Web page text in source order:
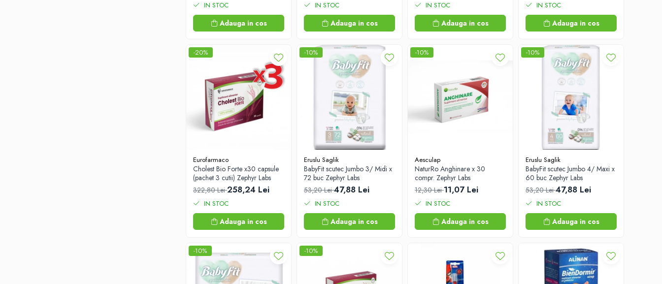
IN STOC
Adauga in cos
IN STOC
Adauga in cos
IN STOC
Adauga in cos
IN STOC
Adauga in cos
-20%
Eurofarmaco
Cholest Bio Forte x30 capsule
(pachet 3 cutii) Zephyr Labs
322,80 Lei258,24 Lei
IN STOC
Adauga in cos
-10%
Eruslu Saglik
BabyFit scutec Jumbo 3/ Midi x
72 buc Zephyr Labs
53,20 Lei47,88 Lei
IN STOC
Adauga in cos
-10%
Aesculap
NaturRo Anghinare x 30
compr. Zephyr Labs
12,30 Lei11,07 Lei
IN STOC
Adauga in cos
-10%
Eruslu Saglik
BabyFit scutec Jumbo 4/ Maxi x
60 buc Zephyr Labs
53,20 Lei47,88 Lei
IN STOC
Adauga in cos
-10% -10%